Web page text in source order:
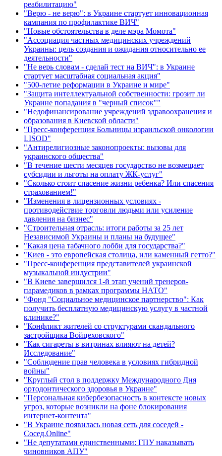
реабилитацию"
"Верю - не верю": в Украине стартует инновационная
кампания по профилактике ВИЧ"
"Новые обстоятельства в деле мэра Момота"
"Ассоциация частных медицинских учреждений
Украины: цель создания и ожидания относительно ее
деятельности"
"Не верь словам - сделай тест на ВИЧ": в Украине
стартует масштабная социальная акция"
"500-летие реформации в Украине и мире"
"Защита интеллектуальной собственности: грозит ли
Украине попадания в "черный список""
"Недофинансирование учреждений здравоохранения и
образования в Киевской области"
"Пресс-конференция Больницы израильской онкологии
LISOD"
"Антирелигиозные законопроекты: вызовы для
украинского общества"
"В течение шести месяцев государство не возмещает
субсидии и льготы на оплату ЖК-услуг"
"Сколько стоит спасение жизни ребенка? Или спасения
страхованием!"
"Изменения в лицензионных условиях -
противодействие торговли людьми или усиление
давления на бизнес"
"Строительная отрасль: итоги работы за 25 лет
Независимой Украины и планы на будущее"
"Какая цена табачного лобби для государства?"
"Киев - это европейская столица, или каменный гетто?"
"Пресс-конференция представителей украинской
музыкальной индустрии"
"В Киеве завершился 1-й этап учений тренеров-
парамедиков в рамках программы НАТО"
"Фонд "Социальное медицинское партнерство": Как
получить бесплатную медицинскую услугу в частной
клинике?"
"Конфликт жителей со структурами скандального
застройщика Войцеховского"
"Как сигареты в витринах влияют на детей?
Исследование"
"Соблюдение прав человека в условиях гибридной
войны"
"Круглый стол в поддержку Международного Дня
ортодонтического здоровья в Украине"
"Персональная кибербезопасность в контексте новых
угроз, которые возникли на фоне блокирования
интернет-контента"
"В Украине появилась новая сеть для соседей -
Сосед.Online"
"Не депутатами единственными: ГПУ наказывать
чиновников АПУ"